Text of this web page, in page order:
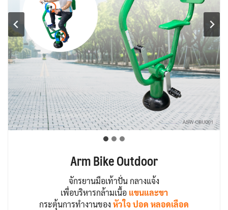
Arm Bike Outdoor
จักรยานมือเท้าปั่น กลางแจ้ง
เพื่อบริหารกล้ามเนื้อ แขนและขา
กระตุ้นการทำงานของ หัวใจ ปอด หลอดเลือด